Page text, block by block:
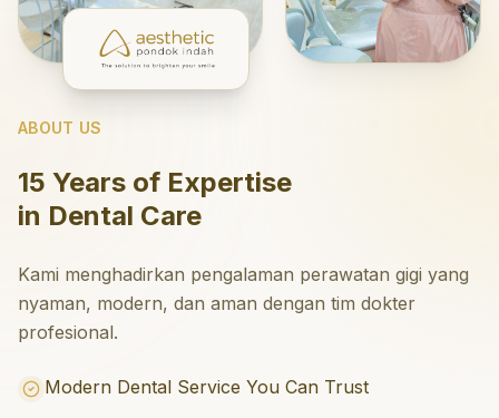
ABOUT US
15 Years of Expertise
in Dental Care
Kami menghadirkan pengalaman perawatan gigi yang
nyaman, modern, dan aman dengan tim dokter
profesional.
Modern Dental Service You Can Trust